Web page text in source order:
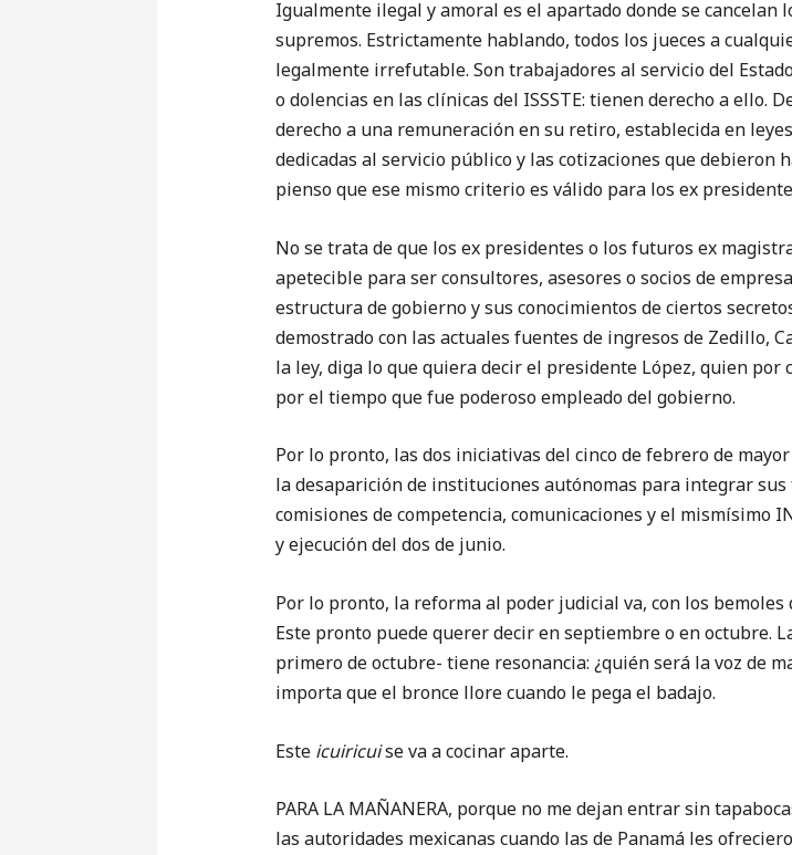
Igualmente ilegal y amoral es el apartado donde se cancelan
supremos. Estrictamente hablando, todos los jueces a
legalmente irrefutable. Son trabajadores al servicio del
o dolencias en las clínicas del ISSSTE: tienen derecho a ello.
derecho a una remuneración en su retiro, establecida en
dedicadas al servicio público y las cotizaciones que
pienso que ese mismo criterio es válido para los ex
No se trata de que los ex presidentes o los futuros ex
apetecible para ser consultores, asesores o socios de
estructura de gobierno y sus conocimientos de ciertos
demostrado con las actuales fuentes de ingresos de Zedillo,
la ley, diga lo que quiera decir el presidente López, quien
por el tiempo que fue poderoso empleado del gobierno.
Por lo pronto, las dos iniciativas del cinco de febrero de
la desaparición de instituciones autónomas para integrar
comisiones de competencia, comunicaciones y el mismísimo
y ejecución del dos de junio.
Por lo pronto, la reforma al poder judicial va, con los
Este pronto puede querer decir en septiembre o en octubre.
primero de octubre- tiene resonancia: ¿quién será la voz de
importa que el bronce llore cuando le pega el badajo.
Este icuiricuise va a cocinar aparte.
PARA LA MAÑANERA, porque no me dejan entrar sin
las autoridades mexicanas cuando las de Panamá les